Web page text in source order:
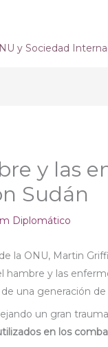
y Sociedad
y las
Sudán
Diplomático
la ONU, Martin
hambre y las
una generación
un gran
en los